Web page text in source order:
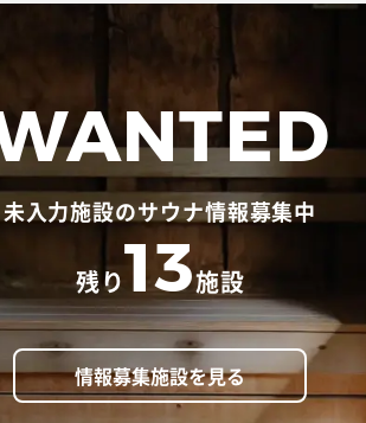
未入力施設のサウナ情報募集中
残り13施設
情報募集施設を見る